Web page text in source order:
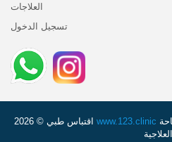
العلاجات
تسجيل الدخول
www.123.clinic
العلاجية